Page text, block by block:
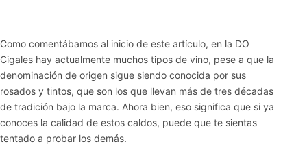
Como comentábamos al inicio de este artículo, en la DO
Cigales hay actualmente muchos tipos de vino, pese a que la
denominación de origen sigue siendo conocida por sus
rosados y tintos, que son los que llevan más de tres décadas
de tradición bajo la marca. Ahora bien, eso significa que si ya
conoces la calidad de estos caldos, puede que te sientas
tentado a probar los demás.